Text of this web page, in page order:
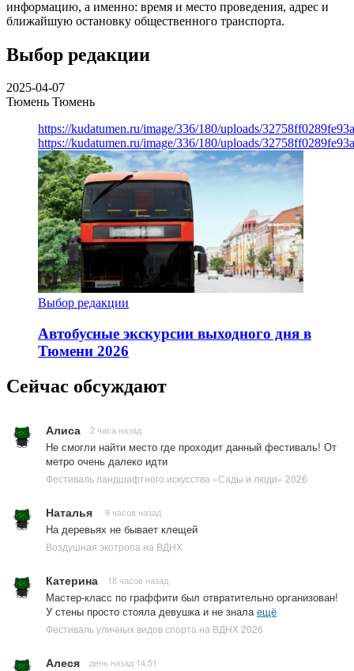
информацию, а именно: время и место проведения, адрес и
ближайшую остановку общественного транспорта.
Выбор редакции
2025-04-07
Тюмень Тюмень
https://kudatumen.ru/image/336/180/uploads/
https://kudatumen.ru/image/336/180/uploads/
Выбор редакции
Автобусные экскурсии выходного дня в
Тюмени 2026
Сейчас обсуждают
Алиса 2 часа назад
Не смогли найти место где проходит данный фестиваль! От
метро очень далеко идти
Фестиваль ландшафтного искусства «Сады и люди» 2026
Наталья 9 часов назад
На деревьях не бывает клещей
Воздушная экотропа на ВДНХ
Катерина 18 часов назад
Мастер-класс по граффити был отвратительно организован!
У стены просто стояла девушка и не зналаещё
Фестиваль уличных видов спорта на ВДНХ 2026
Алеся день назад 14:51